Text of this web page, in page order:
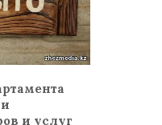
и услуг